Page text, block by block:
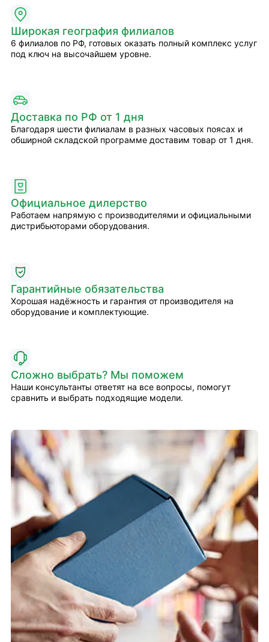
Широкая география филиалов
6 филиалов по РФ, готовых оказать полный комплекс услуг
под ключ на высочайшем уровне.
Доставка по РФ от 1 дня
Благодаря шести филиалам в разных часовых поясах и
обширной складской программе доставим товар от 1 дня.
Официальное дилерство
Работаем напрямую с производителями и официальными
дистрибьюторами оборудования.
Гарантийные обязательства
Хорошая надёжность и гарантия от производителя на
оборудование и комплектующие.
Сложно выбрать? Мы поможем
Наши консультанты ответят на все вопросы, помогут
сравнить и выбрать подходящие модели.